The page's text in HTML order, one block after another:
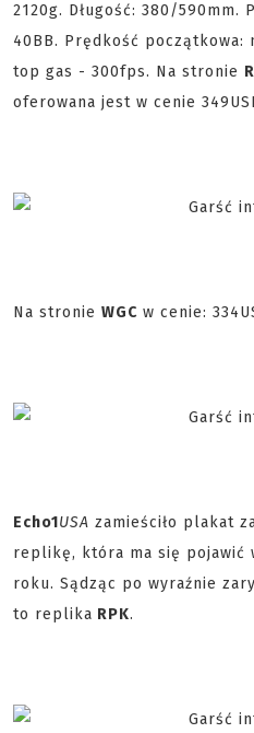
2120g. Długość: 380/590mm.
40BB. Prędkość początkowa:
top gas - 300fps. Na stronie
oferowana jest w cenie
Na stronie WGC w cenie:
Echo1USA zamieściło plakat
replikę, która ma się pojawić
roku. Sądząc po wyraźnie
to replika RPK.